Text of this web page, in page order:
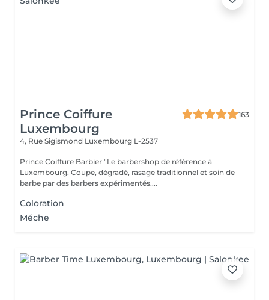
Prince Coiffure
Luxembourg
163
4, Rue Sigismond Luxembourg L-2537
Prince Coiffure Barbier "Le barbershop de référence à
Luxembourg. Coupe, dégradé, rasage traditionnel et soin de
barbe par des barbers expérimentés....
Coloration
Méche